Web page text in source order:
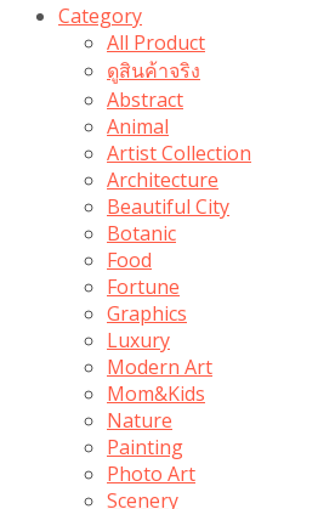
Category
All Product
ดูสินค้าจริง
Abstract
Animal
Artist Collection
Architecture
Beautiful City
Botanic
Food
Fortune
Graphics
Luxury
Modern Art
Mom&Kids
Nature
Painting
Photo Art
Scenery